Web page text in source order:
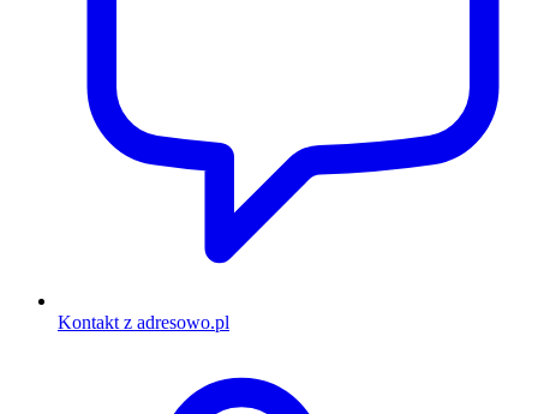
Kontakt z adresowo.pl